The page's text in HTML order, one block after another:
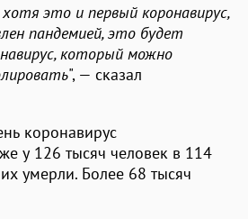
это и первый коронавирус,
пандемией, это будет
который можно
", — сказал
коронавирус
у 126 тысяч человек в 114
умерли. Более 68 тысяч